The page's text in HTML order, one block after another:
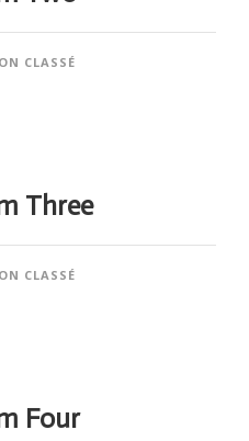
CLASSÉ
Three
CLASSÉ
Four